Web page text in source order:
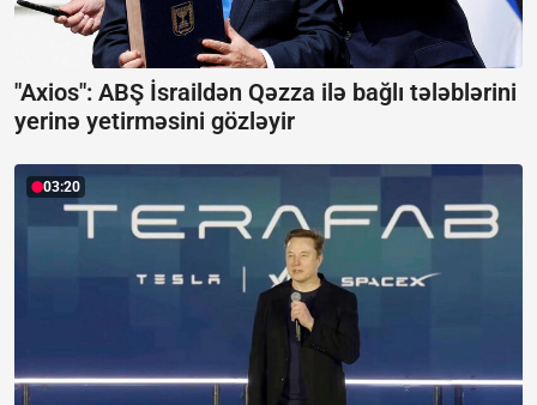
"Axios": ABŞ İsraildən Qəzza ilə bağlı tələblərini
yerinə yetirməsini gözləyir
03:20